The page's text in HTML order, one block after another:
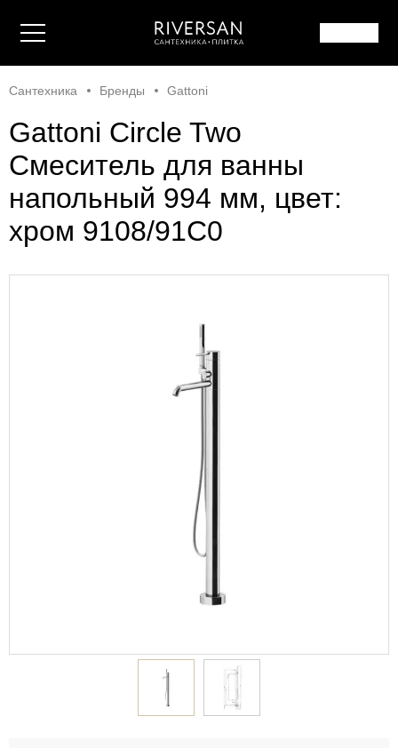
Сантехника Бренды Gattoni
Gattoni Circle Two
Смеситель для ванны
напольный 994 мм, цвет:
хром 9108/91C0